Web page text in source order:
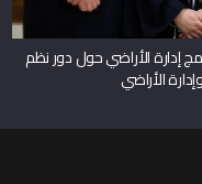
إدارة الأراضي حول دور نظم
الأراضي